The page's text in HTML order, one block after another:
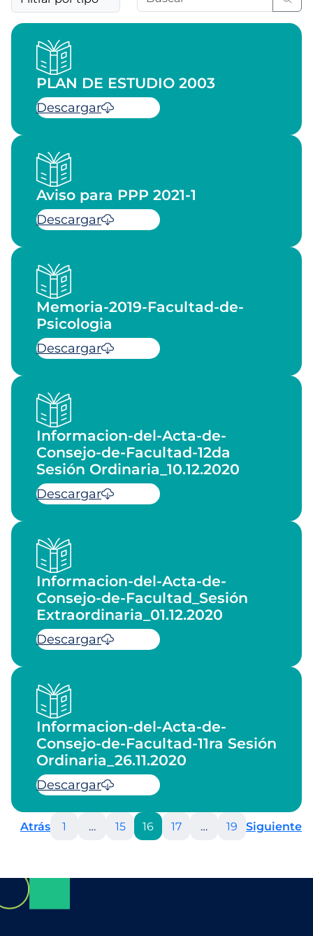
PLAN DE ESTUDIO 2003
Descargar
Aviso para PPP 2021-1
Descargar
Memoria-2019-Facultad-de-
Psicologia
Descargar
Informacion-del-Acta-de-
Consejo-de-Facultad-12da
Sesión Ordinaria_10.12.2020
Descargar
Informacion-del-Acta-de-
Consejo-de-Facultad_Sesión
Extraordinaria_01.12.2020
Descargar
Informacion-del-Acta-de-
Consejo-de-Facultad-11ra Sesión
Ordinaria_26.11.2020
Descargar
Atrás 1 … 15 16 17 … 19 Siguiente